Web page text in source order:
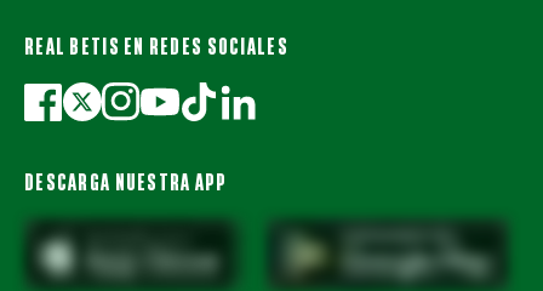
REAL BETIS EN REDES SOCIALES
DESCARGA NUESTRA APP